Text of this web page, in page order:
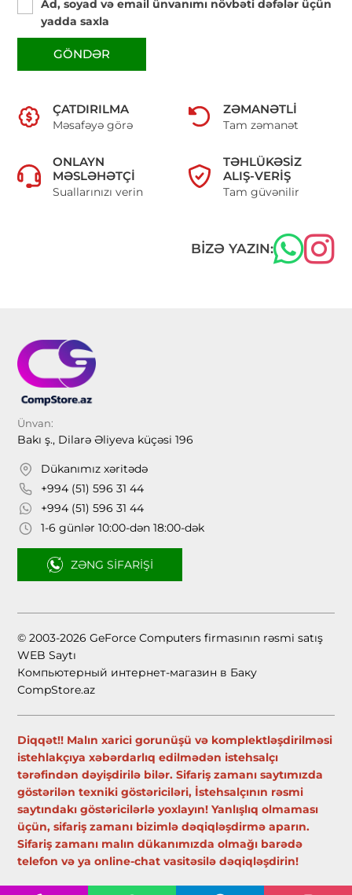
Ad, soyad və email ünvanımı növbəti dəfələr üçün
yadda saxla
GÖNDƏR
ÇATDIRILMA
Məsafəyə görə
ZƏMANƏTLI
Tam zəmanət
ONLAYN
MƏSLƏHƏTÇI
Suallarınızı verin
TƏHLÜKƏSIZ
ALIŞ-VERIŞ
Tam güvənilir
BIZƏ YAZIN:
Ünvan:
Bakı ş., Dilarə Əliyeva küçəsi 196
Dükanımız xəritədə
+994 (51) 596 31 44
+994 (51) 596 31 44
1-6 günlər 10:00-dən 18:00-dək
ZƏNG SIFARIŞI
© 2003-2026 GeForce Computers firmasının rəsmi satış
WEB Saytı
Компьютерный интернет-магазин в Баку
CompStore.az
Diqqət!! Malın xarici gorunüşü və komplektləşdirilməsi
istehlakçıya xəbərdarlıq edilmədən istehsalçı
tərəfindən dəyişdirilə bilər. Sifariş zamanı saytımızda
göstərilən texniki göstəriciləri, İstehsalçının rəsmi
saytındakı göstəricilərlə yoxlayın! Yanlışlıq olmaması
üçün, sifariş zamanı bizimlə dəqiqləşdirmə aparın.
Sifariş zamanı malın dükanımızda olmağı barədə
telefon və ya online-chat vasitəsilə dəqiqləşdirin!